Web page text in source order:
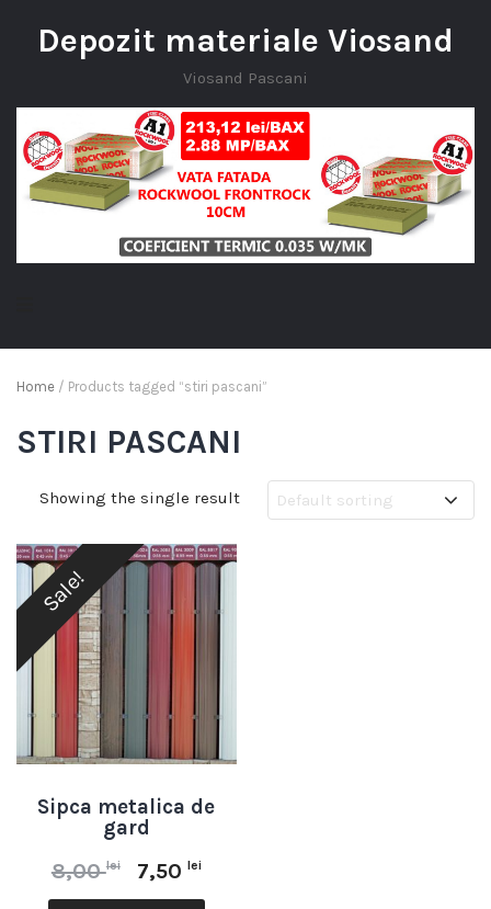
Depozit materiale Viosand
Viosand Pascani
Home / Products tagged “stiri pascani”
STIRI PASCANI
Showing the single result
Sale!
Sipca metalica de
gard
8,00lei 7,50 lei